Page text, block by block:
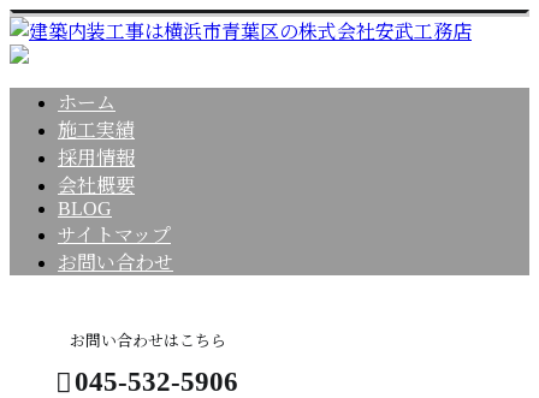
ホーム
施工実績
採用情報
会社概要
BLOG
サイトマップ
お問い合わせ
お問い合わせはこちら
045-532-5906